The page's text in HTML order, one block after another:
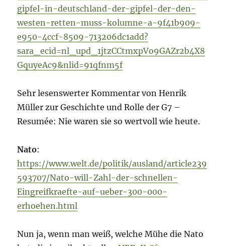
gipfel-in-deutschland-der-gipfel-der-den-
westen-retten-muss-kolumne-a-9f41b909-
e950-4ccf-8509-713206dc1add?
sara_ecid=nl_upd_1jtzCCtmxpVo9GAZr2b4X8
GquyeAc9&nlid=91qfnm5f
Sehr lesenswerter Kommentar von Henrik
Müller zur Geschichte und Rolle der G7 –
Resumée: Nie waren sie so wertvoll wie heute.
Nato:
https://www.welt.de/politik/ausland/article239
593707/Nato-will-Zahl-der-schnellen-
Eingreifkraefte-auf-ueber-300-000-
erhoehen.html
Nun ja, wenn man weiß, welche Mühe die Nato